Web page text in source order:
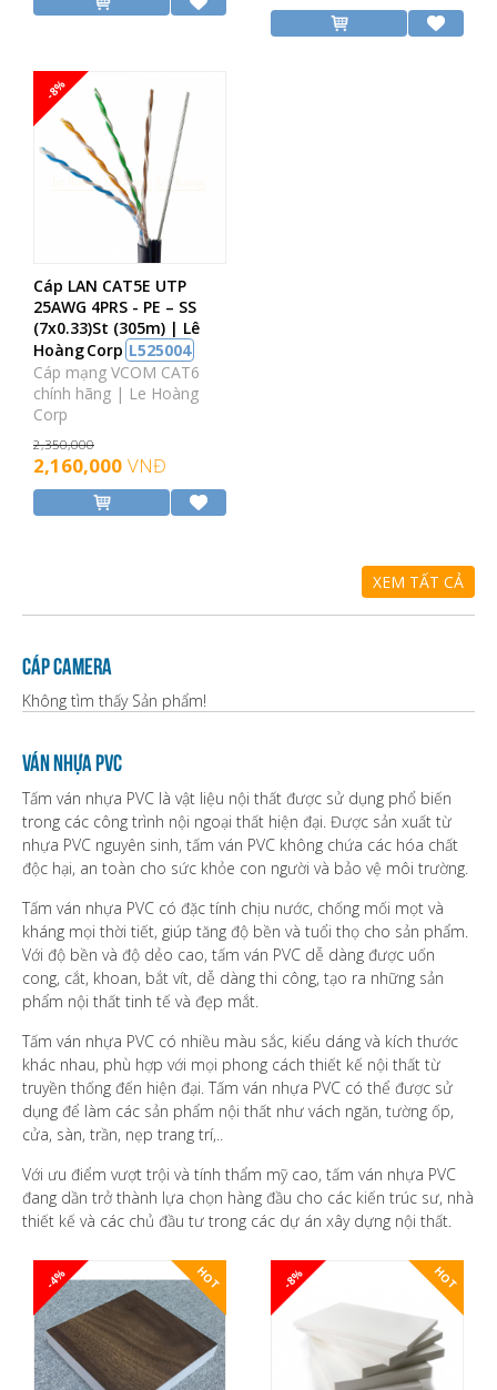
-8%
Cáp LAN CAT5E UTP
25AWG 4PRS - PE – SS
(7x0.33)St (305m) | Lê
Hoàng Corp L525004
Cáp mạng VCOM CAT6
chính hãng | Le Hoàng
Corp
2,350,000
2,160,000 VNĐ
XEM TẤT CẢ
Cáp camera
Không tìm thấy Sản phẩm!
Ván nhựa PVC
Tấm ván nhựa PVC là vật liệu nội thất được sử dụng phổ biến
trong các công trình nội ngoại thất hiện đại. Được sản xuất từ
nhựa PVC nguyên sinh, tấm ván PVC không chứa các hóa chất
độc hại, an toàn cho sức khỏe con người và bảo vệ môi trường.
Tấm ván nhựa PVC có đặc tính chịu nước, chống mối mọt và
kháng mọi thời tiết, giúp tăng độ bền và tuổi thọ cho sản phẩm.
Với độ bền và độ dẻo cao, tấm ván PVC dễ dàng được uốn
cong, cắt, khoan, bắt vít, dễ dàng thi công, tạo ra những sản
phẩm nội thất tinh tế và đẹp mắt.
Tấm ván nhựa PVC có nhiều màu sắc, kiểu dáng và kích thước
khác nhau, phù hợp với mọi phong cách thiết kế nội thất từ
truyền thống đến hiện đại. Tấm ván nhựa PVC có thể được sử
dụng để làm các sản phẩm nội thất như vách ngăn, tường ốp,
cửa, sàn, trần, nẹp trang trí,..
Với ưu điểm vượt trội và tính thẩm mỹ cao, tấm ván nhựa PVC
đang dần trở thành lựa chọn hàng đầu cho các kiến trúc sư, nhà
thiết kế và các chủ đầu tư trong các dự án xây dựng nội thất.
HOT
-4% HOT
-8%